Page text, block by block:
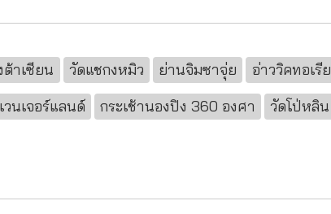
ต้าเซียน วัดแชกงหมิว ย่านจิมซาจุ่ย
อ่าววิคทอเรีย
วนเจอร์แลนด์ กระเช้านองปิง 360 องศา
วัดโป่หลิน